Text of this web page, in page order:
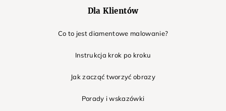
Dla Klientów
Co to jest diamentowe malowanie?
Instrukcja krok po kroku
Jak zacząć tworzyć obrazy
Porady i wskazówki